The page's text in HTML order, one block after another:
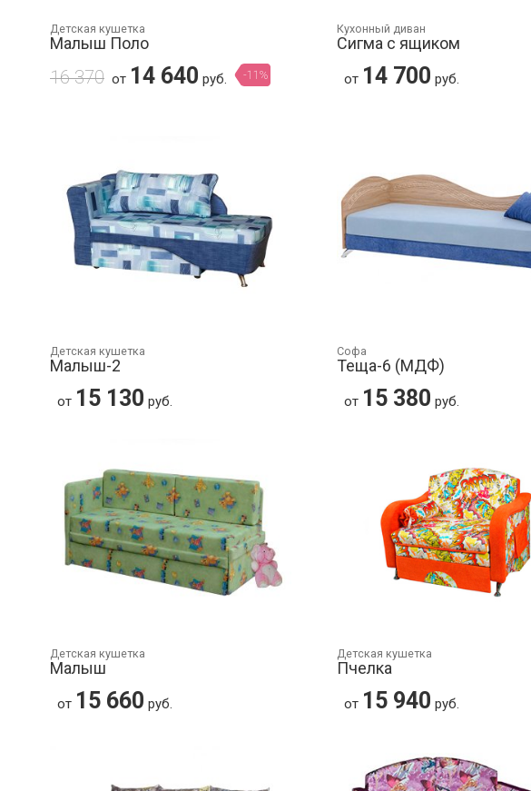
Детская кушетка
Малыш Поло
16 370 от 14 640 руб. -11%
Кухонный диван
Сигма с ящиком
от 14 700 руб.
Детская кушетка
Малыш-2
от 15 130 руб.
Софа
Теща-6 (МДФ)
от 15 380 руб.
Детская кушетка
Малыш
от 15 660 руб.
Детская кушетка
Пчелка
от 15 940 руб.